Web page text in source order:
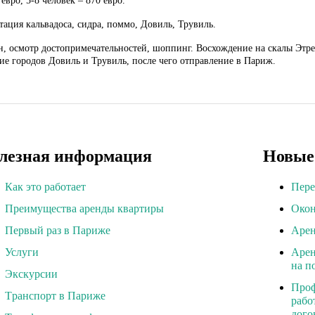
кальвадоса, сидра, поммо, Довиль, Трувиль.
достопримечательностей, шоппинг. Восхождение на скалы
городов Довиль и Трувиль, после чего отправление в Париж.
информация
Как это работает
Преимущества аренды квартиры
Первый раз в Париже
Услуги
Экскурсии
Tранспорт в Париже
Новые
на